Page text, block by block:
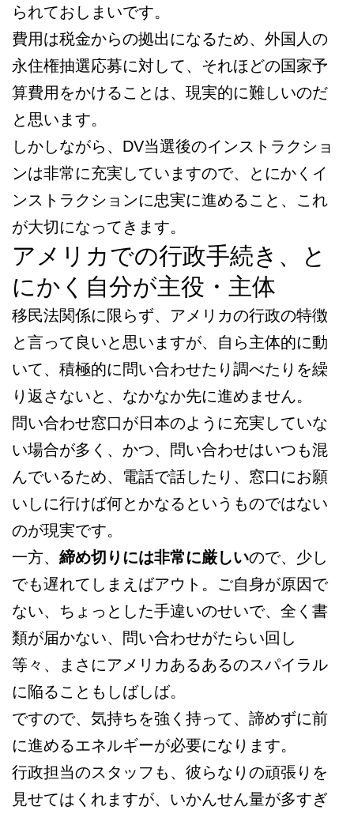
られておしまいです。
費用は税金からの拠出になるため、外国人の
永住権抽選応募に対して、それほどの国家予
算費用をかけることは、現実的に難しいのだ
と思います。
しかしながら、DV当選後のインストラクショ
ンは非常に充実していますので、とにかくイ
ンストラクションに忠実に進めること、これ
が大切になってきます。
アメリカでの行政手続き、と
にかく自分が主役・主体
移民法関係に限らず、アメリカの行政の特徴
と言って良いと思いますが、自ら主体的に動
いて、積極的に問い合わせたり調べたりを繰
り返さないと、なかなか先に進めません。
問い合わせ窓口が日本のように充実していな
い場合が多く、かつ、問い合わせはいつも混
んでいるため、電話で話したり、窓口にお願
いしに行けば何とかなるというものではない
のが現実です。
一方、 締め切りには非常に厳しいので、少し
でも遅れてしまえばアウト。ご自身が原因で
ない、ちょっとした手違いのせいで、全く書
類が届かない、問い合わせがたらい回し
等々、まさにアメリカあるあるのスパイラル
に陥ることもしばしば。
ですので、気持ちを強く持って、諦めずに前
に進めるエネルギーが必要になります。
行政担当のスタッフも、彼らなりの頑張りを
見せてはくれますが、いかんせん量が多すぎ